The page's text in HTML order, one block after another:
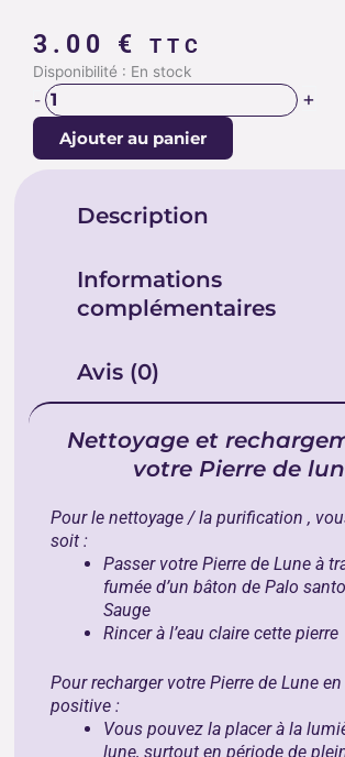
3.00 € TTC
Disponibilité : En stock
-
quantité
de
PIERRE
DE
+
Ajouter au panier
Description
Informations
complémentaires
Avis (0)
Nettoyage et
votre Pierre de
Pour le nettoyage / la purification ,
soit :
Passer votre Pierre de Lune à
fumée d’un bâton dePalo santo
Sauge
Rincer à l’eau claire cette pierre
Pour recharger votre Pierre de Lune
positive :
Vous pouvez la placer à la
lune, surtout en période de